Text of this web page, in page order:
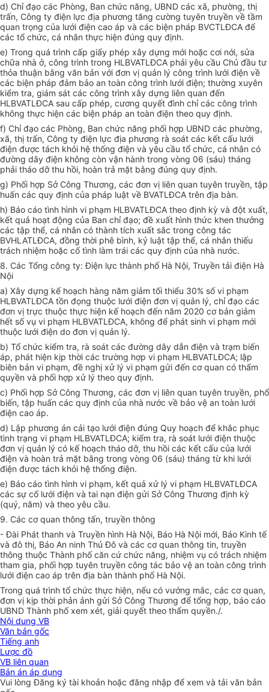
d) Chỉ đạo các Phòng, Ban chức năng, UBND các xã, phường, thị
trấn, Công ty điện lực địa phương tăng cường tuyên truyền về tầm
quan trọng của lưới điện cao áp và các biện pháp BVCTLĐCA để
các tổ chức, cá nhân thực hiện đúng quy định.
e) Trong quá trình cấp giấy phép xây dựng mới hoặc cơi nới, sửa
chữa nhà ở, công trình trong HLBVATLĐCA phải yêu cầu Chủ đầu tư
thỏa thuận bằng văn bản với đơn vị quản lý công trình lưới điện về
các biện pháp đảm bảo an toàn công trình lưới điện; thường xuyên
kiểm tra, giám sát các công trình xây dựng liên quan đến
HLBVATLĐCA sau cấp phép, cương quyết đình chỉ các công trình
không thực hiện các biện pháp an toàn điện theo quy định.
f) Chỉ đạo các Phòng, Ban chức năng phối hợp UBND các phường,
xã, thị trấn, Công ty điện lực địa phương rà soát các kết cấu lưới
điện được tách khỏi hệ thống điện và yêu cầu tổ chức, cá nhân có
đường dây điện không còn vận hành trong vòng 06 (sáu) tháng
phải tháo dỡ thu hồi, hoàn trả mặt bằng đúng quy định.
g) Phối hợp Sở Công Thương, các đơn vị liên quan tuyên truyền, tập
huấn các quy định của pháp luật về BVATLĐCA trên địa bàn.
h) Báo cáo tình hình vi phạm HLBVATLĐCA theo định kỳ và đột xuất,
kết quả hoạt động của Ban chỉ đạo; đề xuất hình thức khen thưởng
các tập thể, cá nhân có thành tích xuất sắc trong công tác
BVHLATLĐCA, đồng thời phê bình, kỷ luật tập thể, cá nhân thiếu
trách nhiệm hoặc cố tình làm trái các quy định của nhà nước.
8. Các Tổng công ty: Điện lực thành phố Hà Nội, Truyền tải điện Hà
Nội
a) Xây dựng kế hoạch hàng năm giảm tối thiểu 30% số vi phạm
HLBVATLĐCA tồn đọng thuộc lưới điện đơn vị quản lý, chỉ đạo các
đơn vị trực thuộc thực hiện kế hoạch đến năm 2020 cơ bản giảm
hết số vụ vi phạm HLBVATLĐCA, không để phát sinh vi phạm mới
thuộc lưới điện do đơn vị quản lý.
b) Tổ chức kiểm tra, rà soát các đường dây dẫn điện và trạm biến
áp, phát hiện kịp thời các trường hợp vi phạm HLBVATLĐCA; lập
biên bản vi phạm, đề nghị xử lý vi phạm gửi đến cơ quan có thẩm
quyền và phối hợp xử lý theo quy định.
c) Phối hợp Sở Công Thương, các đơn vị liên quan tuyên truyền, phổ
biến, tập huấn các quy định của nhà nước về bảo vệ an toàn lưới
điện cao áp.
d) Lập phương án cải tạo lưới điện đúng Quy hoạch để khắc phục
tình trạng vi phạm HLBVATLĐCA; kiểm tra, rà soát lưới điện thuộc
đơn vị quản lý có kế hoạch tháo dỡ, thu hồi các kết cấu của lưới
điện và hoàn trả mặt bằng trong vòng 06 (sáu) tháng từ khi lưới
điện được tách khỏi hệ thống điện.
e) Báo cáo tình hình vi phạm, kết quả xử lý vi phạm HLBVATLĐCA
các sự cố lưới điện và tai nạn điện gửi Sở Công Thương định kỳ
(quý, năm) và theo yêu cầu.
9. Các cơ quan thông tấn, truyền thông
- Đài Phát thanh và Truyền hình Hà Nội, Báo Hà Nội mới, Báo Kinh tế
và đô thị, Báo An ninh Thủ Đô và các cơ quan thông tin, truyền
thông thuộc Thành phốcăn cứ chức năng, nhiệm vụ có trách nhiệm
tham gia, phối hợp tuyên truyền công tác bảo vệ an toàn công trình
lưới điện cao áp trên địa bàn thành phố Hà Nội.
Trong quá trình tổ chức thực hiện, nếu có vướng mắc, các cơ quan,
đơn vị kịp thời phản ảnh gửi Sở Công Thương để tổng hợp, báo cáo
UBND Thành phốxem xét, giải quyết theo thẩm quyền./.
Nội dung VB
Văn bản gốc
Tiếng anh
Lược đồ
VB liên quan
Bản án áp dụng
Vui lòngĐăng ký tài khoản hoặc đăng nhập để xem và tải văn bản